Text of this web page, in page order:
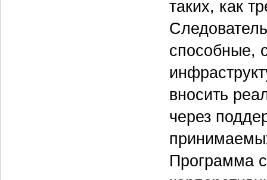
таких, как
способные,
вносить
через
Программа